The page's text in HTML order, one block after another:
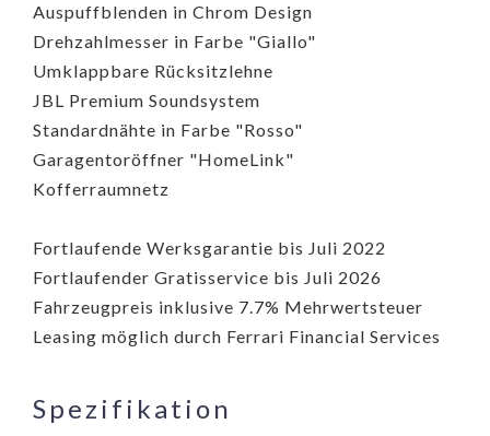
Auspuffblenden in Chrom Design
Drehzahlmesser in Farbe "Giallo"
Umklappbare Rücksitzlehne
JBL Premium Soundsystem
Standardnähte in Farbe "Rosso"
Garagentoröffner "HomeLink"
Kofferraumnetz
Fortlaufende Werksgarantie bis Juli 2022
Fortlaufender Gratisservice bis Juli 2026
Fahrzeugpreis inklusive 7.7% Mehrwertsteuer
Leasing möglich durch Ferrari Financial Services
Spezifikation